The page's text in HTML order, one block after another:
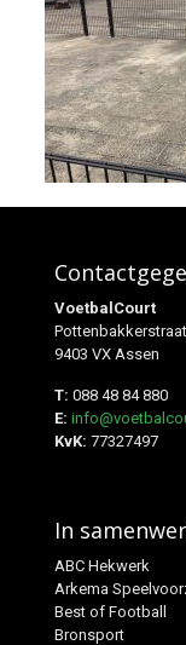
VoetbalCourt
9403 VX Assen
T: 088 48 84 880
E:
KvK: 77327497
In
ABC Hekwerk
Arkema
Best of Football
Bronsport